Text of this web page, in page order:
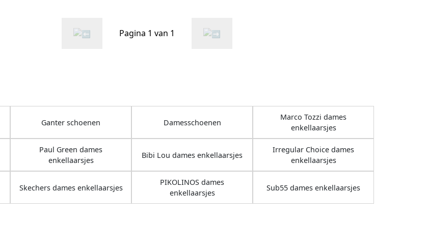
Pagina 1 van 1
Ganter schoenen Damesschoenen
Marco Tozzi dames
enkellaarsjes
Paul Green dames
enkellaarsjes
Bibi Lou dames enkellaarsjes
Irregular Choice dames
enkellaarsjes
Skechers dames enkellaarsjes
PIKOLINOS dames
enkellaarsjes
Sub55 dames enkellaarsjes